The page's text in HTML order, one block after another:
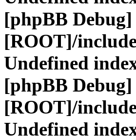
[phpBB
[ROOT]/
Undefined
[phpBB
[ROOT]/
Undefined